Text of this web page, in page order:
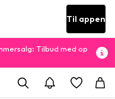
Til appen
Tilbud med op